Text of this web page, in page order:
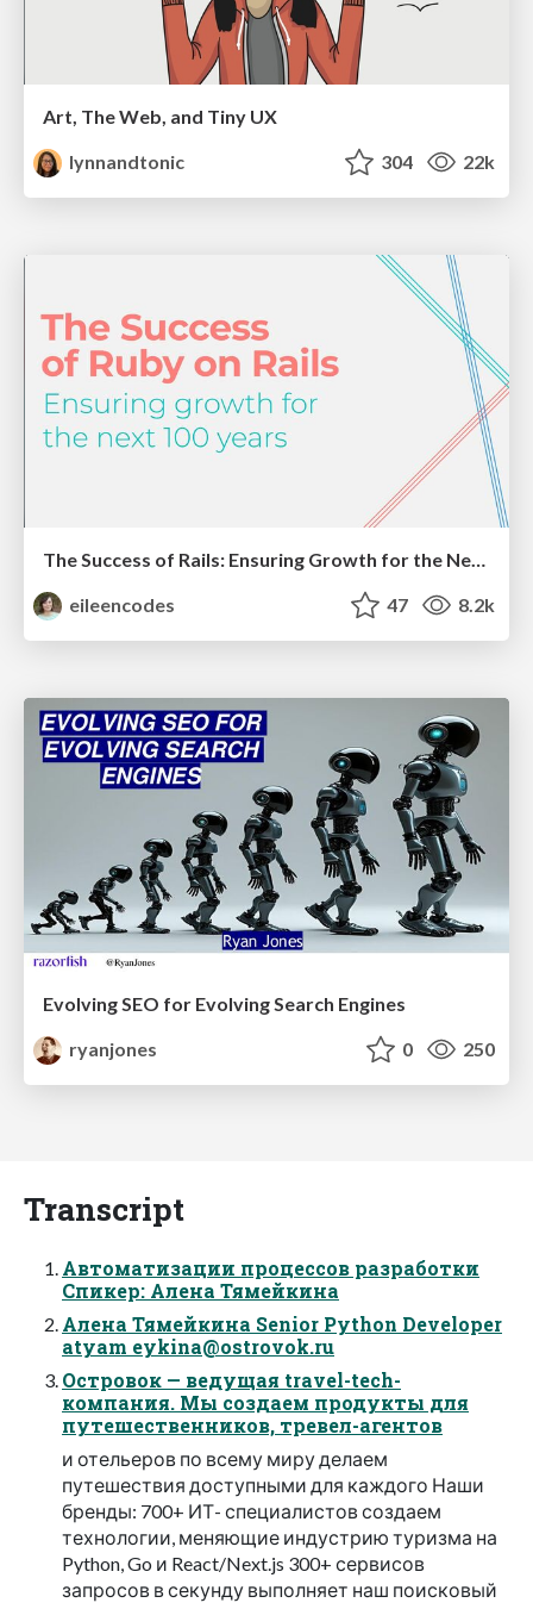
Art, The Web, and Tiny UX
lynnandtonic
304 22k
The Success of Rails: Ensuring Growth for the Next 100 Years
eileencodes
47 8.2k
Evolving SEO for Evolving Search Engines
ryanjones
0 250
Transcript
Автоматизации процессов разработки
Спикер: Алена Тямейкина
Алена Тямейкина Senior Python Developer
atyam eykina@ostrovok.ru
Островок — ведущая travel-tech-
компания. Мы создаем продукты для
путешественников, тревел-агентов
и отельеров по всему миру делаем
путешествия доступными для каждого Наши
бренды: 700+ ИТ- специалистов создаем
технологии, меняющие индустрию туризма на
Python, Go и React/Next.js 300+ сервисов
запросов в секунду выполняет наш поисковый